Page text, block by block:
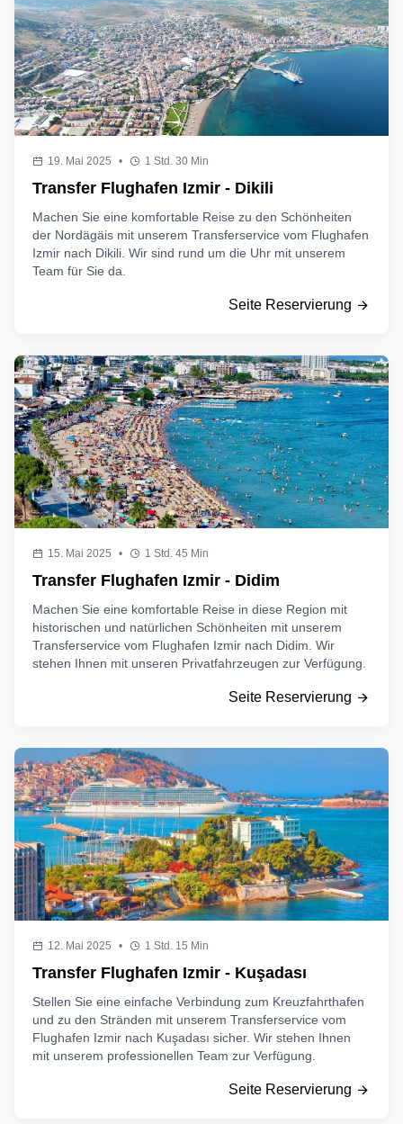
19. Mai 2025 • 1 Std. 30 Min
Transfer Flughafen Izmir - Dikili
Machen Sie eine komfortable Reise zu den Schönheiten
der Nordägäis mit unserem Transferservice vom Flughafen
Izmir nach Dikili. Wir sind rund um die Uhr mit unserem
Team für Sie da.
Seite Reservierung
15. Mai 2025 • 1 Std. 45 Min
Transfer Flughafen Izmir - Didim
Machen Sie eine komfortable Reise in diese Region mit
historischen und natürlichen Schönheiten mit unserem
Transferservice vom Flughafen Izmir nach Didim. Wir
stehen Ihnen mit unseren Privatfahrzeugen zur Verfügung.
Seite Reservierung
12. Mai 2025 • 1 Std. 15 Min
Transfer Flughafen Izmir - Kuşadası
Stellen Sie eine einfache Verbindung zum Kreuzfahrthafen
und zu den Stränden mit unserem Transferservice vom
Flughafen Izmir nach Kuşadası sicher. Wir stehen Ihnen
mit unserem professionellen Team zur Verfügung.
Seite Reservierung